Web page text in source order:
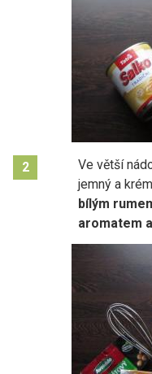
2
Ve větší
jemný a
bílým
aromatem a